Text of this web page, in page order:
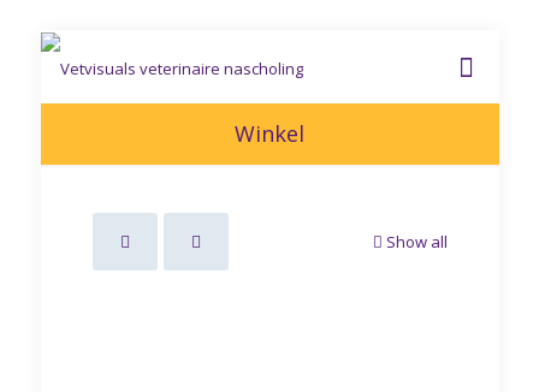
Winkel
Show all